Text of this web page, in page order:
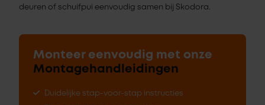
deuren of schuifpui eenvoudig samen bij Skodora.
Monteer eenvoudig met onze
Montagehandleidingen
Duidelijke stap-voor-stap instructies